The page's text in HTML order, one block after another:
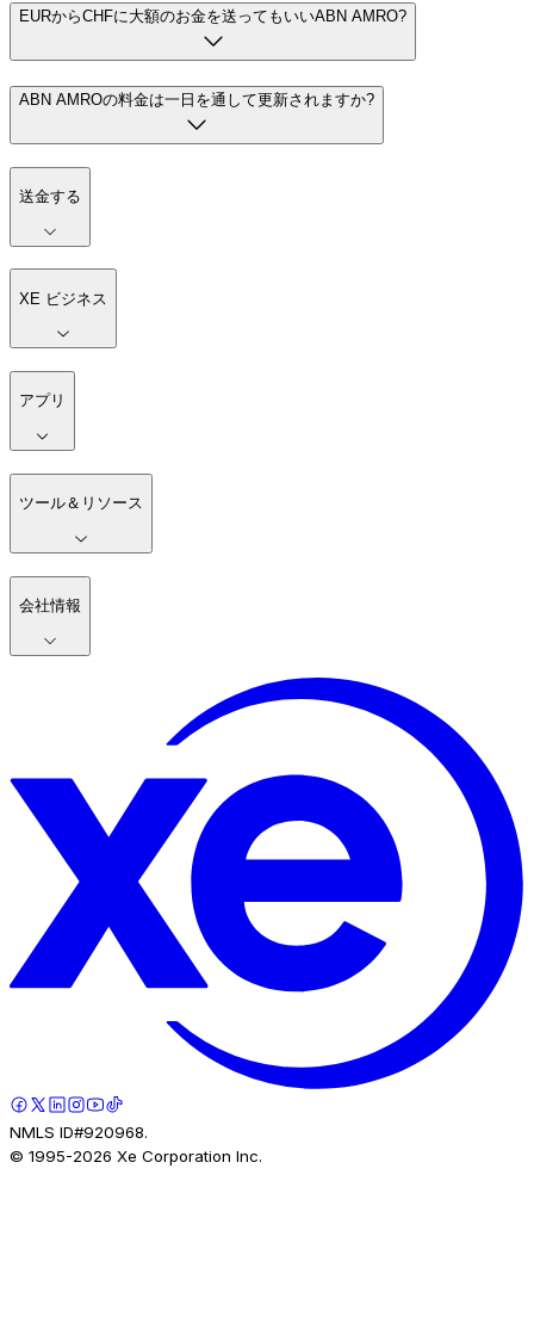
EURからCHFに大額のお金を送ってもいいABN AMRO?
ABN AMROの料金は一日を通して更新されますか?
送金する
XE ビジネス
アプリ
ツール＆リソース
会社情報
NMLS ID#920968.
© 1995-2026 Xe Corporation Inc.